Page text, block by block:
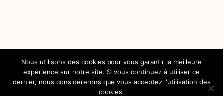
Nous utilisons des cookies pour vous garantir la meilleure
expérience sur notre site. Si vous continuez à utiliser ce
dernier, nous considérerons que vous acceptez l'utilisation des
cookies.